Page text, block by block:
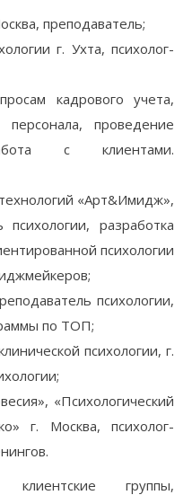
преподаватель;
г. Ухта, психолог-
кадрового учета,
проведение
с клиентами.
«Арт&Имидж»,
разработка
психологии
психологии,
по ТОП;
психологии, г.
«Психологический
г. Москва, психолог-
группы,